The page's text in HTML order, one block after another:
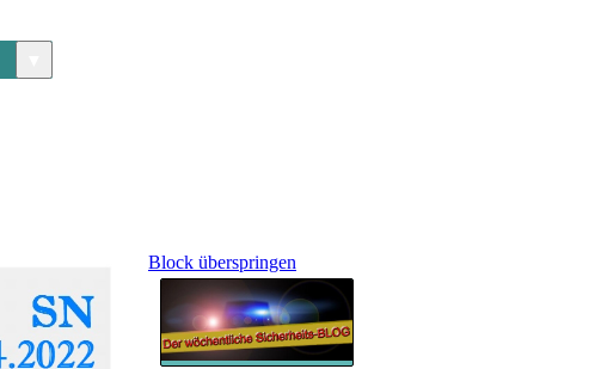
Block überspringen